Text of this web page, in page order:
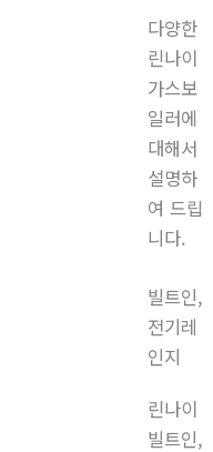
다양한
린나이
가스보
일러에
대해서
설명하
여 드립
니다.
빌트인,
전기레
인지
린나이
빌트인,